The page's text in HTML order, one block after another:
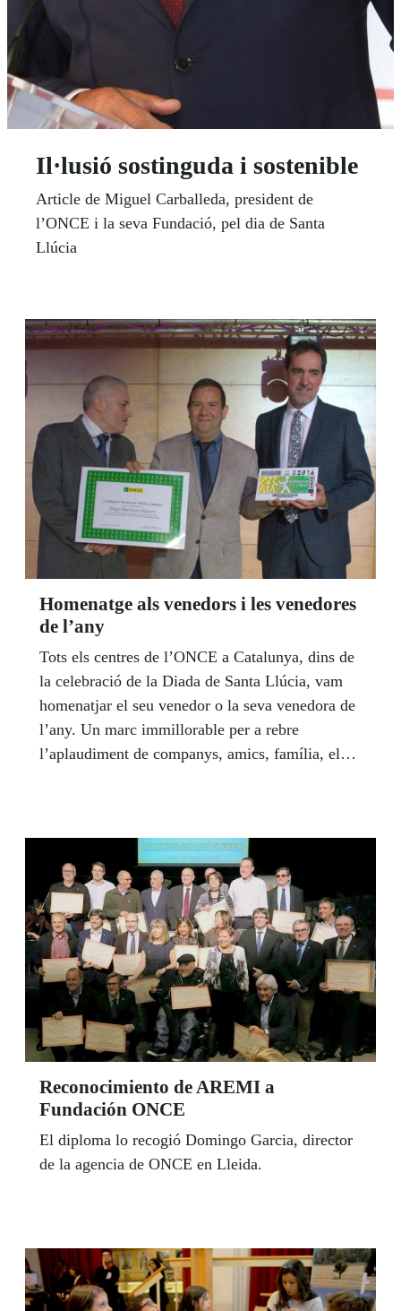
Il·lusió sostinguda i sostenible
Article de Miguel Carballeda, president de
l’ONCE i la seva Fundació, pel dia de Santa
Llúcia
Homenatge als venedors i les venedores
de l’any
Tots els centres de l’ONCE a Catalunya, dins de
la celebració de la Diada de Santa Llúcia, vam
homenatjar el seu venedor o la seva venedora de
l’any. Un marc immillorable per a rebre
l’aplaudiment de companys, amics, família, els
Reconocimiento de AREMI a
Fundación ONCE
El diploma lo recogió Domingo Garcia, director
de la agencia de ONCE en Lleida.